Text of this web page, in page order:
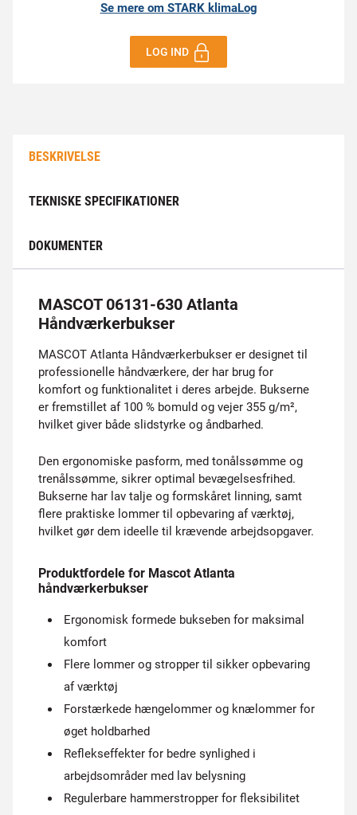
Se mere om STARK klimaLog
LOG IND
BESKRIVELSE
TEKNISKE SPECIFIKATIONER
DOKUMENTER
MASCOT 06131-630 Atlanta
Håndværkerbukser
MASCOT Atlanta Håndværkerbukser er designet til
professionelle håndværkere, der har brug for
komfort og funktionalitet i deres arbejde. Bukserne
er fremstillet af 100 % bomuld og vejer 355 g/m²,
hvilket giver både slidstyrke og åndbarhed.
Den ergonomiske pasform, med tonålssømme og
trenålssømme, sikrer optimal bevægelsesfrihed.
Bukserne har lav talje og formskåret linning, samt
flere praktiske lommer til opbevaring af værktøj,
hvilket gør dem ideelle til krævende arbejdsopgaver.
Produktfordele for Mascot Atlanta
håndværkerbukser
Ergonomisk formede bukseben for maksimal
komfort
Flere lommer og stropper til sikker opbevaring
af værktøj
Forstærkede hængelommer og knælommer for
øget holdbarhed
Reflekseffekter for bedre synlighed i
arbejdsområder med lav belysning
Regulerbare hammerstropper for fleksibilitet